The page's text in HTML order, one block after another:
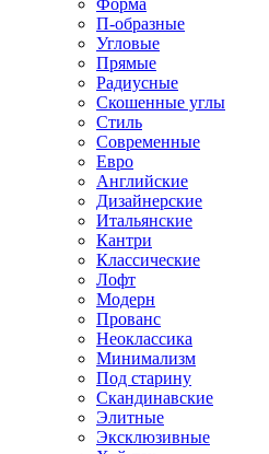
Форма
П-образные
Угловые
Прямые
Радиусные
Скошенные углы
Стиль
Современные
Евро
Английские
Дизайнерские
Итальянские
Кантри
Классические
Лофт
Модерн
Прованс
Неоклассика
Минимализм
Под старину
Скандинавские
Элитные
Эксклюзивные